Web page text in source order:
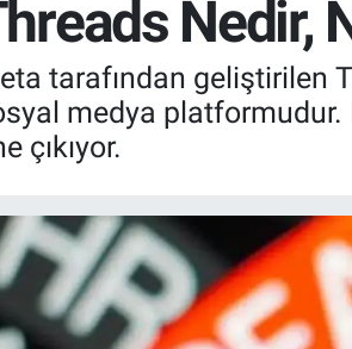
Nedir,
tarafından geliştirilen
medya platformudur.
çıkıyor.
Durumu ve Fikstür